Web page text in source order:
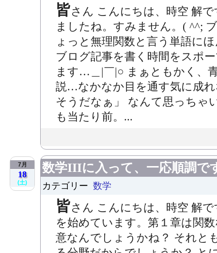
皆さん こんにちは、時空 解
ましたね。すみません。( ^^;
ょっと無理関数と言う単語に
ブログ記事を書く時間をスポ
ます…＿|￣|○ まぁともかく、
説…なかなか目を通す気に成
そうだなぁ」 なんて思っちゃ
も当たり前。...
7月
18
(土)
数学IIIに入って、一応順調
カテゴリー 数学
皆さん こんにちは、時空 解
を始めています。第１章は関
意なんでしょうかね？ それと